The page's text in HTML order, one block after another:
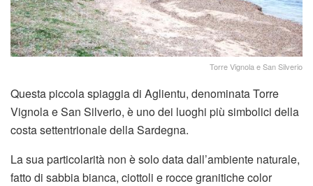
Torre Vignola e San Silverio
Questa piccola spiaggia di Aglientu, denominata Torre
Vignola e San Silverio, è uno dei luoghi più simbolici della
costa settentrionale della Sardegna.
La sua particolarità non è solo data dall’ambiente naturale,
fatto di sabbia bianca, ciottoli e rocce granitiche color